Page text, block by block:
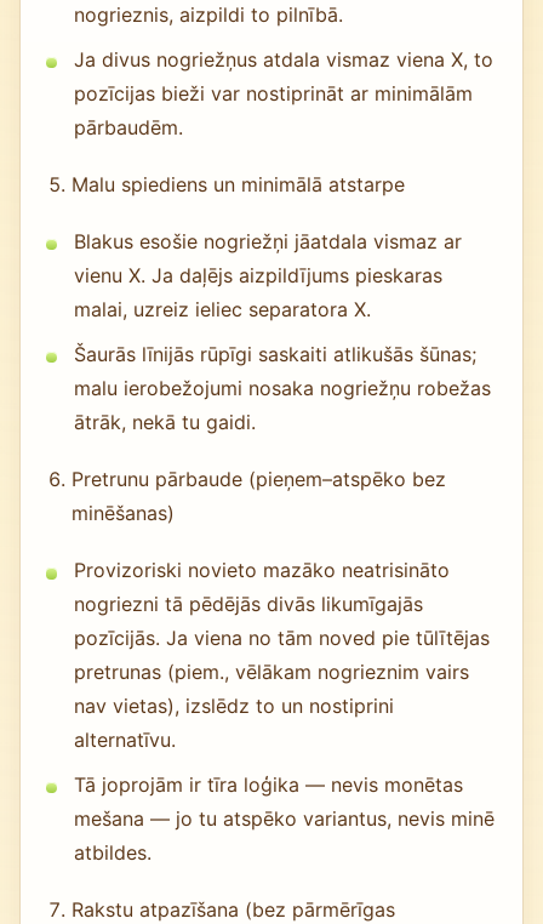
nogrieznis, aizpildi to pilnībā.
Ja divus nogriežņus atdala vismaz viena X, to
pozīcijas bieži var nostiprināt ar minimālām
pārbaudēm.
Malu spiediens un minimālā atstarpe
Blakus esošie nogriežņi jāatdala vismaz ar
vienu X. Ja daļējs aizpildījums pieskaras
malai, uzreiz ieliec separatora X.
Šaurās līnijās rūpīgi saskaiti atlikušās šūnas;
malu ierobežojumi nosaka nogriežņu robežas
ātrāk, nekā tu gaidi.
Pretrunu pārbaude (pieņem–atspēko bez
minēšanas)
Provizoriski novieto mazāko neatrisināto
nogriezni tā pēdējās divās likumīgajās
pozīcijās. Ja viena no tām noved pie tūlītējas
pretrunas (piem., vēlākam nogrieznim vairs
nav vietas), izslēdz to un nostiprini
alternatīvu.
Tā joprojām ir tīra loģika — nevis monētas
mešana — jo tu atspēko variantus, nevis minē
atbildes.
Rakstu atpazīšana (bez pārmērīgas